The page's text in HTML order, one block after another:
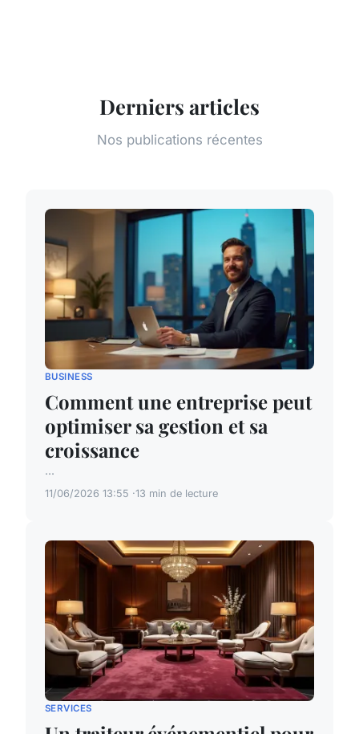
Derniers articles
Nos publications récentes
BUSINESS
Comment une entreprise peut
optimiser sa gestion et sa
croissance
...
11/06/2026 13:55 13 min de lecture
SERVICES